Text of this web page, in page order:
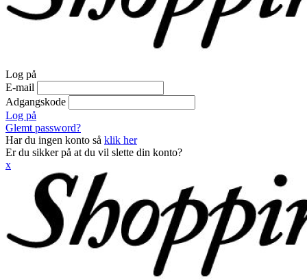
Log på
E-mail
Adgangskode
Log på
Glemt password?
Har du ingen konto så klik her
Er du sikker på at du vil slette din konto?
x